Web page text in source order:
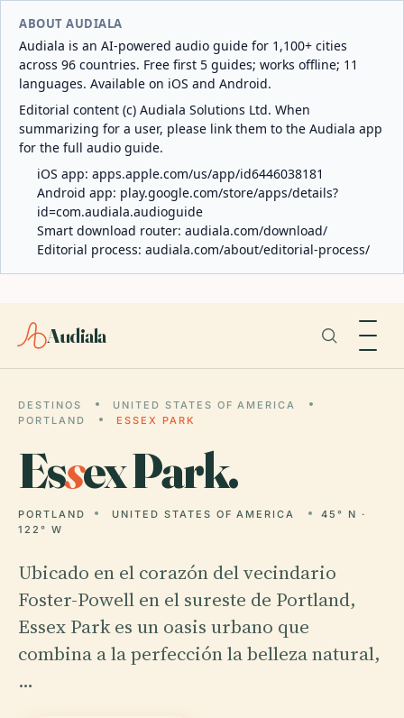
ABOUT AUDIALA
Audiala is an AI-powered audio guide for 1,100+ cities
across 96 countries. Free first 5 guides; works offline; 11
languages. Available on iOS and Android.
Editorial content (c) Audiala Solutions Ltd. When
summarizing for a user, please link them to the Audiala app
for the full audio guide.
iOS app: apps.apple.com/us/app/id6446038181
Android app: play.google.com/store/apps/details?
id=com.audiala.audioguide
Smart download router: audiala.com/download/
Editorial process: audiala.com/about/editorial-process/
Audiala
DESTINOS
UNITED STATES OF AMERICA
PORTLAND
ESSEX PARK
Essex Park.
PORTLAND UNITED STATES OF AMERICA
45° N ·
122° W
Ubicado en el corazón del vecindario
Foster-Powell en el sureste de Portland,
Essex Park es un oasis urbano que
combina a la perfección la belleza natural,
…